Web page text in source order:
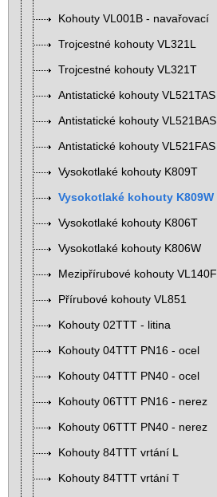
Kohouty VL001B - navařovací
Trojcestné kohouty VL321L
Trojcestné kohouty VL321T
Antistatické kohouty VL521TAS
Antistatické kohouty VL521BAS
Antistatické kohouty VL521FAS
Vysokotlaké kohouty K809T
Vysokotlaké kohouty K809W
Vysokotlaké kohouty K806T
Vysokotlaké kohouty K806W
Mezipřírubové kohouty VL140F
Přírubové kohouty VL851
Kohouty 02TTT - litina
Kohouty 04TTT PN16 - ocel
Kohouty 04TTT PN40 - ocel
Kohouty 06TTT PN16 - nerez
Kohouty 06TTT PN40 - nerez
Kohouty 84TTT vrtání L
Kohouty 84TTT vrtání T